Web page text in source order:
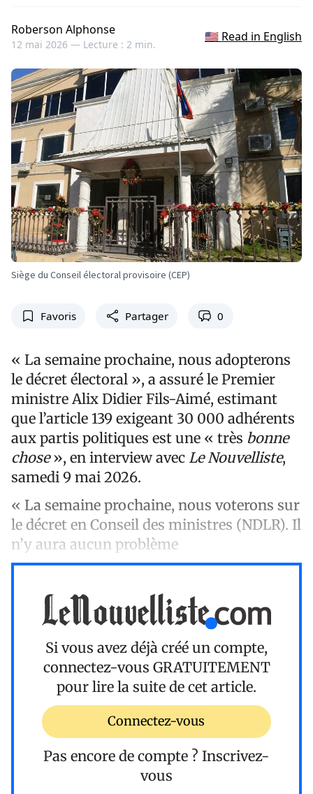
Roberson Alphonse
12 mai 2026 — Lecture : 2 min.
🇺🇸 Read in English
Siège du Conseil électoral provisoire (CEP)
Favoris Partager 0
« La semaine prochaine, nous adopterons
le décret électoral », a assuré le Premier
ministre Alix Didier Fils-Aimé, estimant
que l’article 139 exigeant 30 000 adhérents
aux partis politiques est une « très bonne
chose», en interview avec Le Nouvelliste,
samedi 9 mai 2026.
« La semaine prochaine, nous voterons sur
le décret en Conseil des ministres (NDLR). Il
n’y aura aucun problème
Si vous avez déjà créé un compte,
connectez-vous GRATUITEMENT
pour lire la suite de cet article.
Connectez-vous
Pas encore de compte ? Inscrivez-
vous